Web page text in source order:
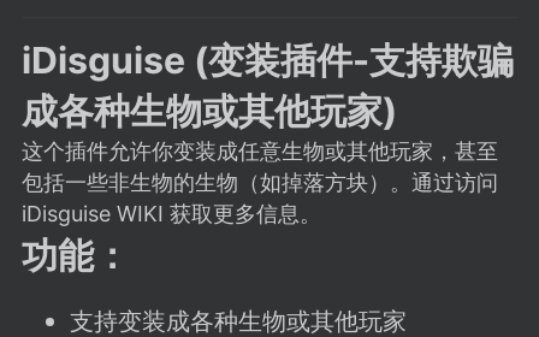
中文社区 SodaMC
教程 材质 社区
11-27 02:06
电脑端 社区规则
iDisguise (变装插件-支持欺骗
成各种生物或其他玩家)
这个插件允许你变装成任意生物或其他玩家，甚至
包括一些非生物的生物（如掉落方块）。通过访问
iDisguise WIKI 获取更多信息。
功能：
支持变装成各种生物或其他玩家